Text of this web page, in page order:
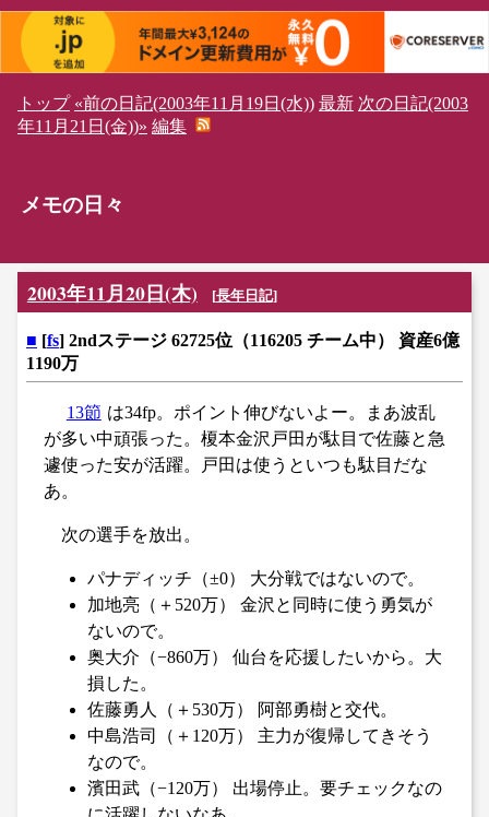
トップ «前の日記(2003年11月19日(水)) 最新 次の日記(2003
年11月21日(金))» 編集
メモの日々
2003年11月20日(木) [長年日記]
■ [fs] 2ndステージ 62725位（116205 チーム中） 資産6億
1190万
13節 は34fp。ポイント伸びないよー。まあ波乱
が多い中頑張った。榎本金沢戸田が駄目で佐藤と急
遽使った安が活躍。戸田は使うといつも駄目だな
あ。
次の選手を放出。
パナディッチ（±0） 大分戦ではないので。
加地亮（＋520万） 金沢と同時に使う勇気が
ないので。
奥大介（−860万） 仙台を応援したいから。大
損した。
佐藤勇人（＋530万） 阿部勇樹と交代。
中島浩司（＋120万） 主力が復帰してきそう
なので。
濱田武（−120万） 出場停止。要チェックなの